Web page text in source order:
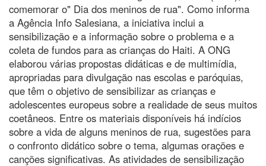
comemorar o" Dia dos meninos de rua". Como informa
a Agência Info Salesiana, a iniciativa inclui a
sensibilização e a informação sobre o problema e a
coleta de fundos para as crianças do Haiti. A ONG
elaborou várias propostas didáticas e de multimídia,
apropriadas para divulgação nas escolas e paróquias,
que têm o objetivo de sensibilizar as crianças e
adolescentes europeus sobre a realidade de seus muitos
coetâneos. Entre os materiais disponíveis há indícios
sobre a vida de alguns meninos de rua, sugestões para
o confronto didático sobre o tema, algumas orações e
canções significativas. As atividades de sensibilização